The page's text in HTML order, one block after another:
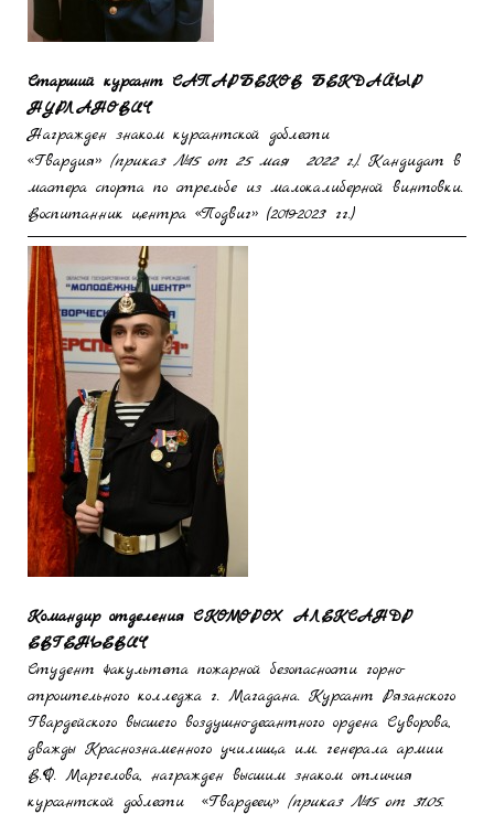
Старший курсант САПАРБЕКОВ БЕКДАЙЫР
НУРЛАНОВИЧ
Награжден знаком курсантской доблести
«Гвардия» (приказ №15 от 25 мая 2022 г.). Кандидат в
мастера спорта по стрельбе из малокалиберной винтовки.
Воспитанник центра «Подвиг» (2019-2023 гг.)
Командир отделения СКОМОРОХ АЛЕКСАНДР
ЕВГЕНЬЕВИЧ
Студент факультета пожарной безопасности горно-
строительного колледжа г. Магадана. Курсант Рязанского
Гвардейского высшего воздушно-десантного ордена Суворова,
дважды Краснознаменного училища им. генерала армии
В.Ф. Маргелова, награжден высшим знаком отличия
курсантской доблести «Гвардеец» (приказ №15 от 31.05.